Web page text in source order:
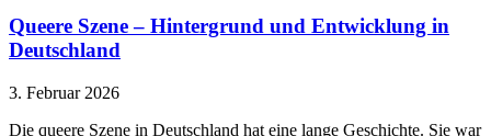
Queere Szene – Hintergrund und Entwicklung in
Deutschland
3. Februar 2026
Die queere Szene in Deutschland hat eine lange Geschichte. Sie war